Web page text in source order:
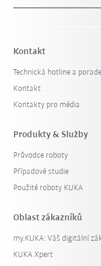
Kontakt
Technická hotline a
Kontakt
Kontakty pro média
Produkty & Služby
Průvodce roboty
Případové studie
Použité roboty KUKA
Oblast zákazníků
my.KUKA: Váš digitální
KUKA Xpert